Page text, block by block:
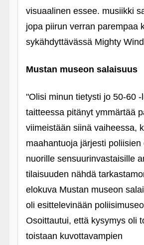
visuaalinen essee. musiikki
jopa piirun verran parempaa
sykähdyttävässä Mighty
Mustan museon salaisuus
"Olisi minun tietysti jo 50-60
taitteessa pitänyt ymmärtää
viimeistään siinä vaiheessa,
maahantuoja järjesti poliisien
nuorille sensuurinvastaisille
tilaisuuden nähdä
elokuva Mustan museon
oli esittelevinään
Osoittautui, että kysymys oli
toistaan kuvottavampien